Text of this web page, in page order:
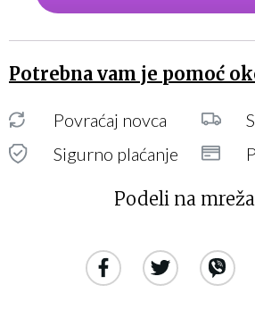
Potrebna vam je pomoć
Povraćaj novca
Sigurno plaćanje
Podeli na